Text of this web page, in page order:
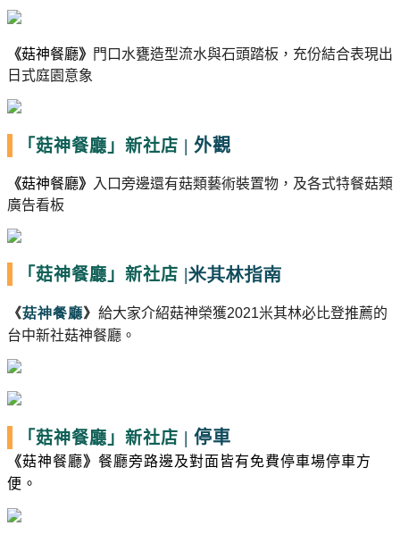
《菇神餐廳》 門口水甕造型流水與石頭踏板，充份結合表現出
日式庭園意象
「菇神餐廳」新社店 | 外觀
《菇神餐廳》
入口旁邊還有菇類藝術裝置物，及各式特餐菇類
廣告看板
「菇神餐廳」新社店 |米其林指南
《菇神餐廳》 給大家介紹菇神榮獲2021米其林必比登推薦的
台中新社菇神餐廳 。
「菇神餐廳」新社店 | 停車
《菇神餐廳》 餐廳旁路邊及對面皆有免費停車場停車方
便。